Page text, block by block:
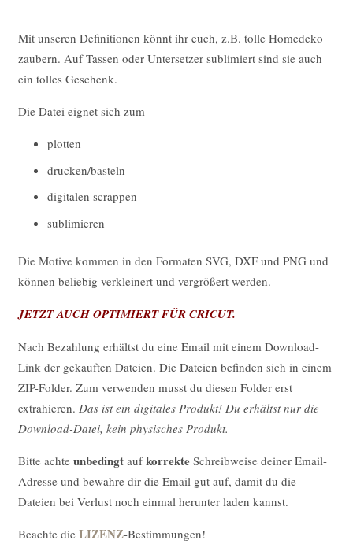
Mit unseren Definitionen könnt ihr euch, z.B. tolle Homedeko
zaubern. Auf Tassen oder Untersetzer sublimiert sind sie auch
ein tolles Geschenk.
Die Datei eignet sich zum
plotten
drucken/basteln
digitalen scrappen
sublimieren
Die Motive kommen in den Formaten SVG, DXF und PNG und
können beliebig verkleinert und vergrößert werden.
JETZT AUCH OPTIMIERT FÜR CRICUT.
Nach Bezahlung erhältst du eine Email mit einem Download-
Link der gekauften Dateien. Die Dateien befinden sich in einem
ZIP-Folder. Zum verwenden musst du diesen Folder erst
extrahieren. Das ist ein digitales Produkt! Du erhältst nur die
Download-Datei, kein physisches Produkt.
Bitte achte unbedingtaufkorrekteSchreibweise deiner Email-
Adresse und bewahre dir die Email gut auf, damit du die
Dateien bei Verlust noch einmal herunter laden kannst.
Beachte die LIZENZ-Bestimmungen!